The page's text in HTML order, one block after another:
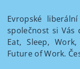
Evropské
společnost si Vás
Eat, Sleep,
Future of Work.